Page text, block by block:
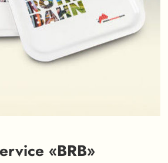
«BRB»